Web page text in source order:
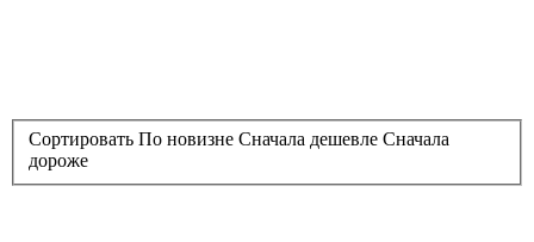
Сортировать По новизне Сначала дешевле Сначала
дороже